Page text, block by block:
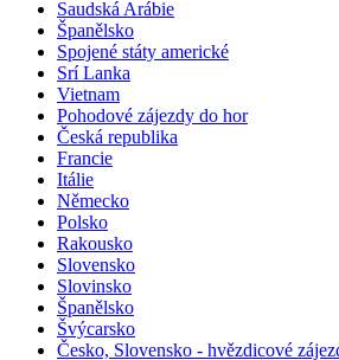
Saudská Arábie
Španělsko
Spojené státy americké
Srí Lanka
Vietnam
Pohodové zájezdy do hor
Česká republika
Francie
Itálie
Německo
Polsko
Rakousko
Slovensko
Slovinsko
Španělsko
Švýcarsko
Česko, Slovensko - hvězdicové